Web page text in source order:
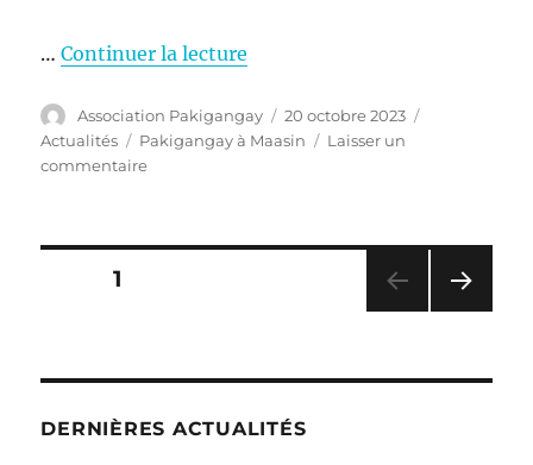
…Continuer la lecture
Auteur
Association Pakigangay
Publié
le
20 octobre 2023
Actualités
Étiquettes
Pakigangay à Maasin
Laisser un
commentairesur
Pagination
publications
PAGE1
ANT
DERNIÈRES ACTUALITÉS